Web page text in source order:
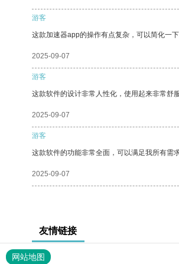
游客
这款加速器app的操作有点复杂，可以简化一
2025-09-07
游客
这款软件的设计非常人性化，使用起来非常舒服
2025-09-07
游客
这款软件的功能非常全面，可以满足我所有需求
2025-09-07
友情链接
网站地图